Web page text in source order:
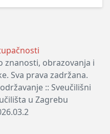
znanosti, obrazovanja i
Sva prava zadržana.
:: Sveučilišni
u Zagrebu